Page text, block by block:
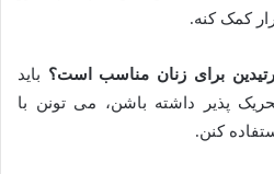
کمک کنه.
برای زنان مناسب است؟ باید
پذیر داشته باشن، می تونن با
کنن.